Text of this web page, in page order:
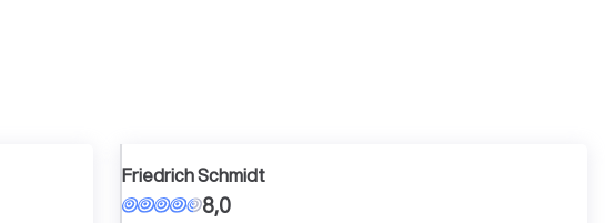
Friedrich Schmidt
8,0